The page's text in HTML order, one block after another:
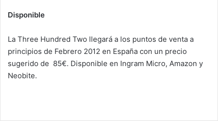
Disponible
La Three Hundred Two llegará a los puntos de venta a
principios de Febrero 2012 en España con un precio
sugerido de 85€. Disponible en Ingram Micro, Amazon y
Neobite.